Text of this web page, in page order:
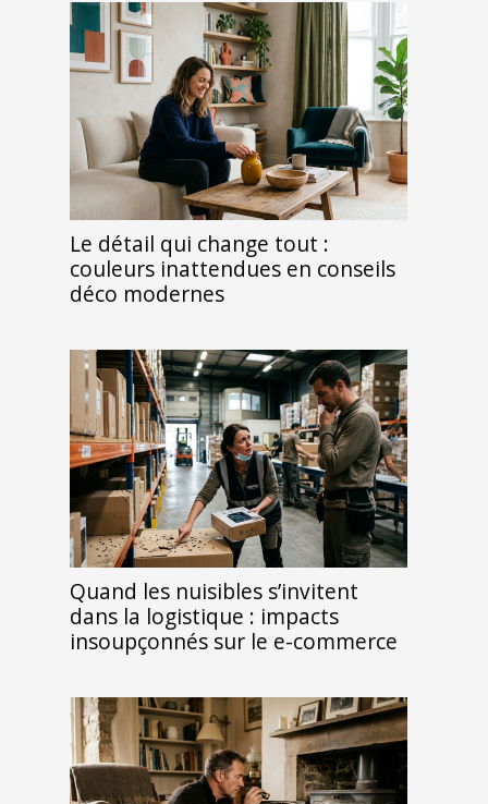
Le détail qui change tout :
couleurs inattendues en conseils
déco modernes
Quand les nuisibles s’invitent
dans la logistique : impacts
insoupçonnés sur le e-commerce